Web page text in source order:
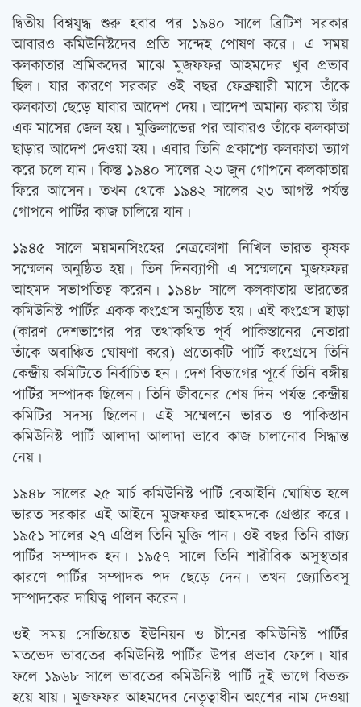
দ্বিতীয় বিশ্বযুদ্ধ শুরু হবার পর ১৯৪০ সালে ব্রিটিশ সরকার
আবারও কমিউনিস্টদের প্রতি সন্দেহ পোষণ করে। এ সময়
কলকাতার শ্রমিকদের মাঝে মুজফফর আহমদের খুব প্রভাব
ছিল। যার কারণে সরকার ওই বছর ফেব্রুয়ারী মাসে তাঁকে
কলকাতা ছেড়ে যাবার আদেশ দেয়। আদেশ অমান্য করায় তাঁর
এক মাসের জেল হয়। মুক্তিলাভের পর আবারও তাঁকে কলকাতা
ছাড়ার আদেশ দেওয়া হয়। এবার তিনি প্রকাশ্যে কলকাতা ত্যাগ
করে চলে যান। কিন্তু ১৯৪০ সালের ২৩ জুন গোপনে কলকাতায়
ফিরে আসেন। তখন থেকে ১৯৪২ সালের ২৩ আগস্ট পর্যন্ত
গোপনে পার্টির কাজ চালিয়ে যান।
১৯৪৫ সালে ময়মনসিংহের নেত্রকোণা নিখিল ভারত কৃষক
সম্মেলন অনুষ্ঠিত হয়। তিন দিনব্যাপী এ সম্মেলনে মুজফফর
আহমদ সভাপতিত্ব করেন। ১৯৪৮ সালে কলকাতায় ভারতের
কমিউনিস্ট পার্টির একক কংগ্রেস অনুষ্ঠিত হয়। এই কংগ্রেস ছাড়া
(কারণ দেশভাগের পর তথাকথিত পূর্ব পাকিস্তানের নেতারা
তাঁকে অবাঞ্চিত ঘোষণা করে) প্রত্যেকটি পার্টি কংগ্রেসে তিনি
কেন্দ্রীয় কমিটিতে নির্বাচিত হন। দেশ বিভাগের পূর্বে তিনি বঙ্গীয়
পার্টির সম্পাদক ছিলেন। তিনি জীবনের শেষ দিন পর্যন্ত কেন্দ্রীয়
কমিটির সদস্য ছিলেন। এই সম্মেলনে ভারত ও পাকিস্তান
কমিউনিস্ট পার্টি আলাদা আলাদা ভাবে কাজ চালানোর সিদ্ধান্ত
নেয়।
১৯৪৮ সালের ২৫ মার্চ কমিউনিস্ট পার্টি বেআইনি ঘোষিত হলে
ভারত সরকার এই আইনে মুজফফর আহমদকে গ্রেপ্তার করে।
১৯৫১ সালের ২৭ এপ্রিল তিনি মুক্তি পান। ওই বছর তিনি রাজ্য
পার্টির সম্পাদক হন। ১৯৫৭ সালে তিনি শারীরিক অসুস্থতার
কারণে পার্টির সম্পাদক পদ ছেড়ে দেন। তখন জ্যোতিবসু
সম্পাদকের দায়িত্ব পালন করেন।
ওই সময় সোভিয়েত ইউনিয়ন ও চীনের কমিউনিস্ট পার্টির
মতভেদ ভারতের কমিউনিস্ট পার্টির উপর প্রভাব ফেলে। যার
ফলে ১৯৬৮ সালে ভারতের কমিউনিস্ট পার্টি দুই ভাগে বিভক্ত
হয়ে যায়। মুজফফর আহমদের নেতৃত্বাধীন অংশের নাম দেওয়া